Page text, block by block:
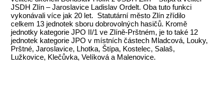
JSDH Zlín – Jaroslavice Ladislav Ordelt. Oba tuto funkci
vykonávali více jak 20 let. Statutární město Zlín zřídilo
celkem 13 jednotek sboru dobrovolných hasičů. Kromě
jednotky kategorie JPO II/1 ve Zlíně-Prštném, je to také 12
jednotek kategorie JPO v místních částech Mladcová, Louky,
Prštné, Jaroslavice, Lhotka, Štípa, Kostelec, Salaš,
Lužkovice, Klečůvka, Velíková a Malenovice.